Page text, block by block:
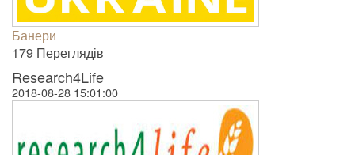
Банери
179 Пере­гля­дів
Research4Life
2018-08-28 15:01:00